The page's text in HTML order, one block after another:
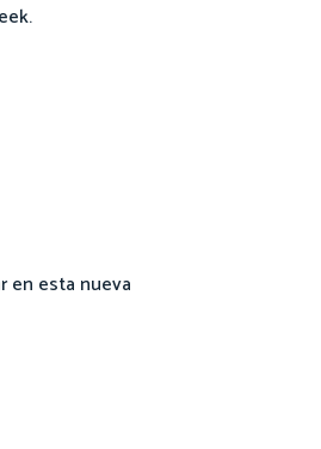
en esta nueva